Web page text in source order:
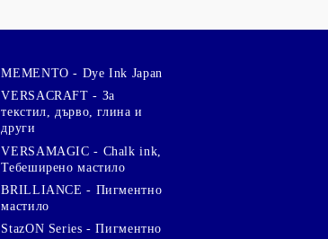
MEMENTO - Dye Ink Japan
VERSACRAFT - За
текстил, дърво, глина и
други
VERSAMAGIC - Chalk ink,
Тебеширено мастило
BRILLIANCE - Пигментно
мастило
StazON Series - Пигментно